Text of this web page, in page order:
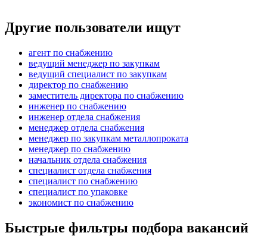
Другие пользователи ищут
агент по снабжению
ведущий менеджер по закупкам
ведущий специалист по закупкам
директор по снабжению
заместитель директора по снабжению
инженер по снабжению
инженер отдела снабжения
менеджер отдела снабжения
менеджер по закупкам металлопроката
менеджер по снабжению
начальник отдела снабжения
специалист отдела снабжения
специалист по снабжению
специалист по упаковке
экономист по снабжению
Быстрые фильтры подбора вакансий